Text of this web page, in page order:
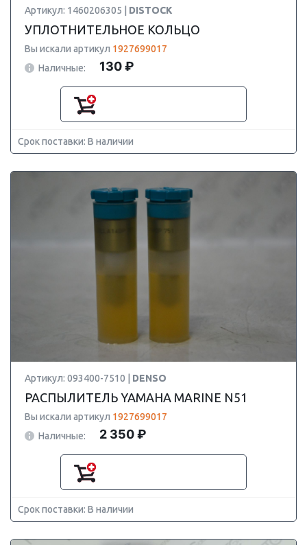
Артикул: 1460206305 | DISTOCK
УПЛОТНИТЕЛЬНОЕ КОЛЬЦО
Вы искали артикул 1927699017
Наличные:
130 ₽
Срок поставки: В наличии
Артикул: 093400-7510 | DENSO
РАСПЫЛИТЕЛЬ YAMAHA MARINE N51
Вы искали артикул 1927699017
Наличные:
2 350 ₽
Срок поставки: В наличии